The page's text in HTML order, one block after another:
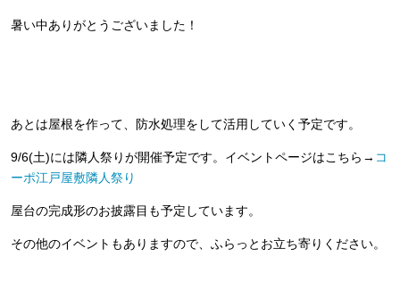
暑い中ありがとうございました！
あとは屋根を作って、防水処理をして活用していく予定です。
9/6(土)には隣人祭りが開催予定です。イベントページはこちら→ コ
ーポ江戸屋敷隣人祭り
屋台の完成形のお披露目も予定しています。
その他のイベントもありますので、ふらっとお立ち寄りください。